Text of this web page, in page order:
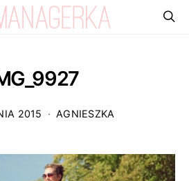
2015 AGNIESZKA